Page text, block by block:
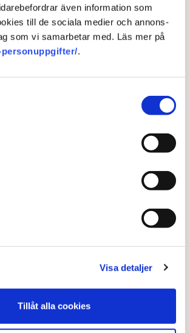
även information som
till de sociala medier och annons-
som vi samarbetar med. Läs mer på
.
Visa detaljer
Tillåt alla cookies
mot Temu
besked – men inte
lever med kontinuerlig tillsyn och
skriver Martin Kits på Svensk